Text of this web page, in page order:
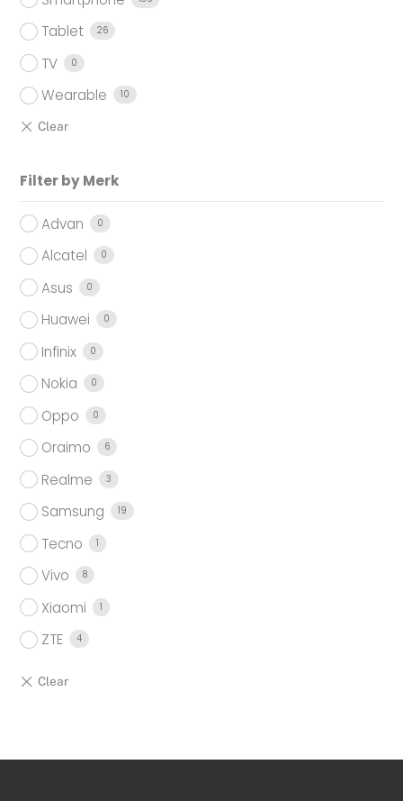
Tablet 26
TV 0
Wearable 10
Filter by Merk
Advan 0
Alcatel 0
Asus 0
Huawei 0
Infinix 0
Nokia 0
Oppo 0
Oraimo 6
Realme 3
Samsung 19
Tecno 1
Vivo 8
Xiaomi 1
ZTE 4